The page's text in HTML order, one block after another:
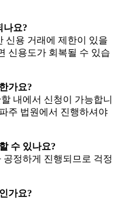
나요?
신용 거래에 제한이 있을
신용도가 회복될 수 있습
가요?
내에서 신청이 가능합니
주 법원에서 진행하셔야
수 있나요?
정하게 진행되므로 걱정
가요?